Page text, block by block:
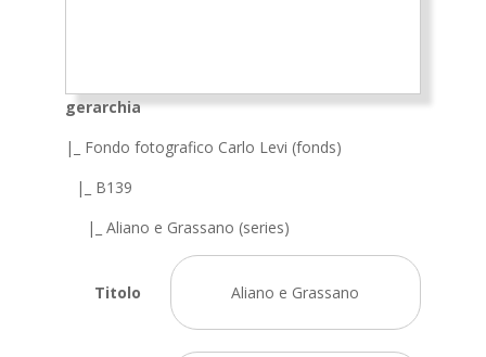
gerarchia
|_ Fondo fotografico Carlo Levi (fonds)
|_ B139
|_ Aliano e Grassano (series)
Titolo Aliano e Grassano